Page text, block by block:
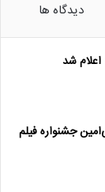
دیدگاه ها
سی‌امین جشنواره فیلم